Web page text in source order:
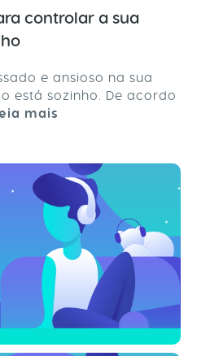
controlar a sua
e ansioso na sua
está sozinho. De acordo
mais